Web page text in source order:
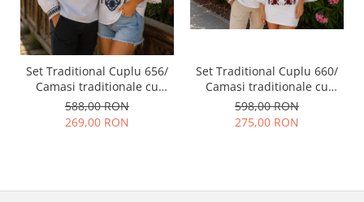
Set Traditional Cuplu 656/
Camasi traditionale cu
broderie
588,00 RON
269,00 RON
Set Traditional Cuplu 660/
Camasi traditionale cu
broderie
598,00 RON
275,00 RON